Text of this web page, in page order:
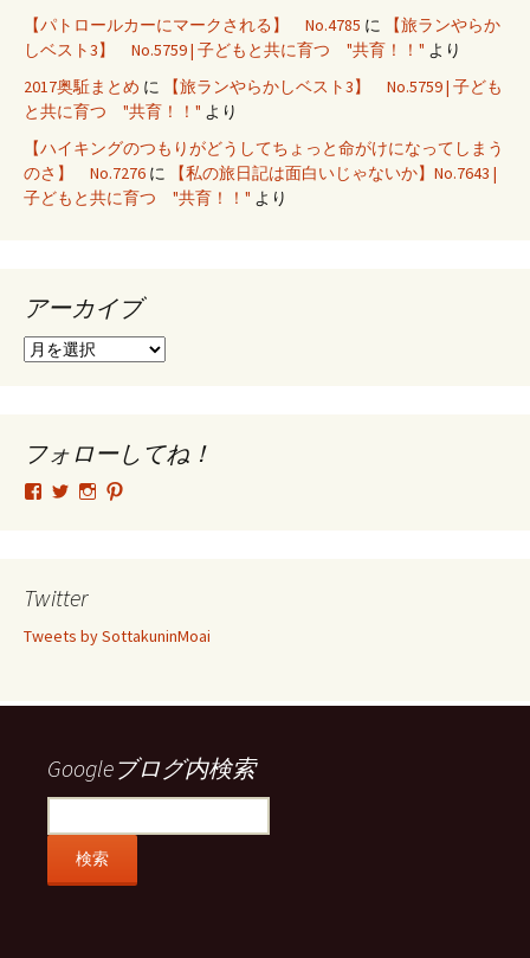
【パトロールカーにマークされる】 No.4785 に
【旅ランやらか
しベスト3】 No.5759 | 子どもと共に育つ "共育！！" より
2017奥駈まとめ に
【旅ランやらかしベスト3】 No.5759 | 子ども
と共に育つ "共育！！" より
【ハイキングのつもりがどうしてちょっと命がけになってしまう
のさ】 No.7276 に
【私の旅日記は面白いじゃないか】No.7643 |
子どもと共に育つ "共育！！" より
アーカイブ
ア
ブ
フォローしてね！
tsutomu.hattori.33
フ
ー
SottakuninMoai
フ
ー
tsutomu.hattori.33
ー ー
示
Twitter
Tweets by SottakuninMoai
Googleブログ内検索